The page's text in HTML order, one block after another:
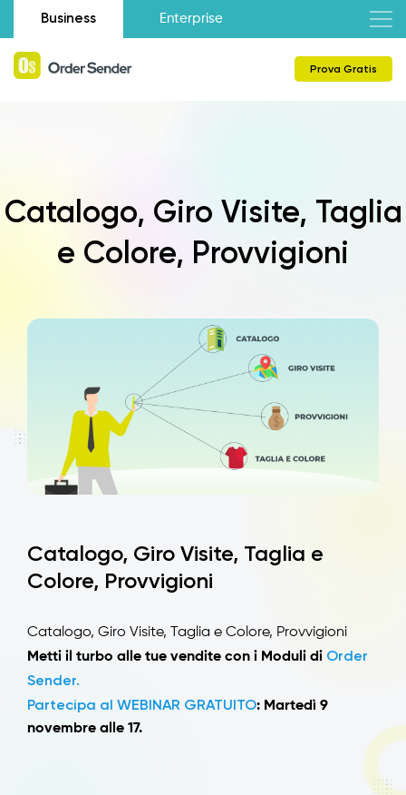
Business Enterprise
Prova Gratis
Catalogo, Giro Visite, Taglia
e Colore, Provvigioni
Catalogo, Giro Visite, Taglia e
Colore, Provvigioni
Catalogo, Giro Visite, Taglia e Colore, Provvigioni
Metti il turbo alle tue vendite con i Moduli di Order
Sender.
Partecipa al WEBINAR GRATUITO: Martedì 9
novembre alle 17.